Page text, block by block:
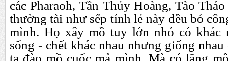
các Pharaoh, Tần Thủy Hoàng, Tào
thường tài như sếp tỉnh lẻ này đều bỏ
mình. Họ xây mồ tuy lớn nhỏ có khác
sống - chết khác nhau nhưng giống